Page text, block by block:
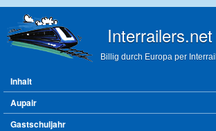
Interrailers.net
Billig durch Europa per
Hauptmenü
Inhalt
Aupair
Gastschuljahr